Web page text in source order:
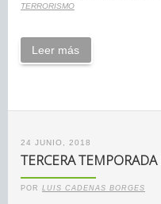
TERRORISMO
Leer más
24 JUNIO, 2018
TERCERA TEMPORADA
POR LUIS CADENAS BORGES